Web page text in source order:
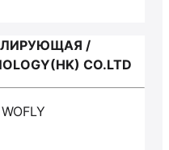
/
CO.LTD